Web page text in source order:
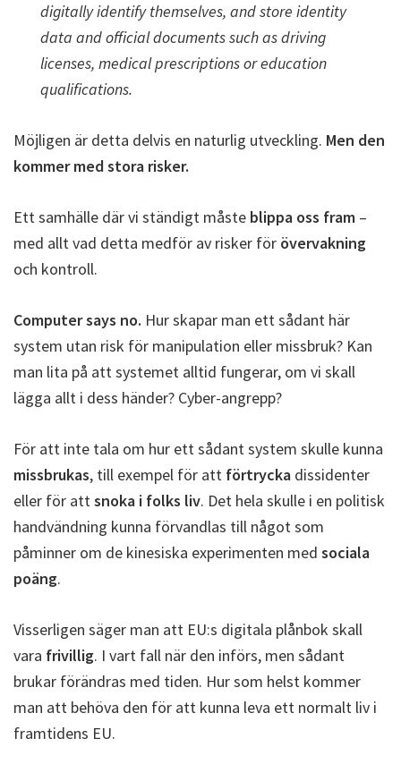
digitally identify themselves, and store identity
data and official documents such as driving
licenses, medical prescriptions or education
qualifications.
Möjligen är detta delvis en naturlig utveckling. Men den
kommer med stora risker.
Ett samhälle där vi ständigt måste blippa oss fram –
med allt vad detta medför av risker för övervakning
och kontroll.
Computer says no. Hur skapar man ett sådant här
system utan risk för manipulation eller missbruk? Kan
man lita på att systemet alltid fungerar, om vi skall
lägga allt i dess händer? Cyber-angrepp?
För att inte tala om hur ett sådant system skulle kunna
missbrukas, till exempel för att förtrycka dissidenter
eller för attsnoka i folks liv. Det hela skulle i en politisk
handvändning kunna förvandlas till något som
påminner om de kinesiska experimenten med sociala
poäng.
Visserligen säger man att EU:s digitala plånbok skall
vara frivillig. I vart fall när den införs, men sådant
brukar förändras med tiden. Hur som helst kommer
man att behöva den för att kunna leva ett normalt liv i
framtidens EU.